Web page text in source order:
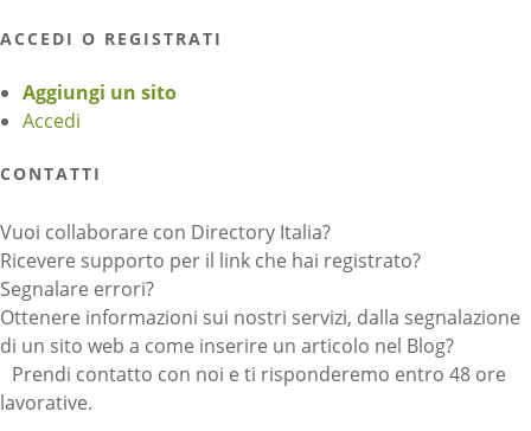
ACCEDI O REGISTRATI
Aggiungi un sito
Accedi
CONTATTI
Vuoi collaborare con Directory Italia?
Ricevere supporto per il link che hai registrato?
Segnalare errori?
Ottenere informazioni sui nostri servizi, dalla segnalazione
di un sito web a come inserire un articolo nel Blog?
Prendi contatto con noi e ti risponderemo entro 48 ore
lavorative.